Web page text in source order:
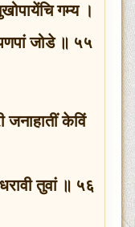
गम्य ।
जोडे ॥ ५५
केविं
तुवां ॥ ५६